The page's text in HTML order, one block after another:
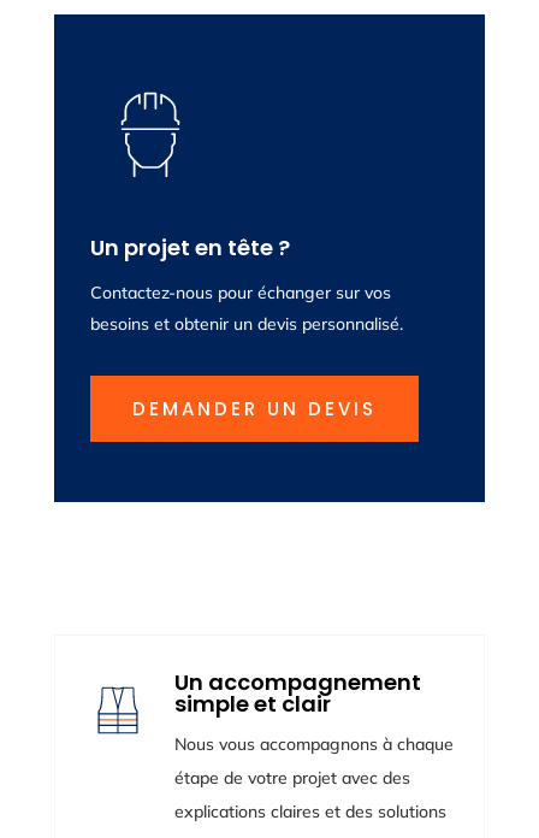
Un projet en tête ?
Contactez-nous pour échanger sur vos
besoins et obtenir un devis personnalisé.
DEMANDER UN DEVIS
Un accompagnement
simple et clair
Nous vous accompagnons à chaque
étape de votre projet avec des
explications claires et des solutions